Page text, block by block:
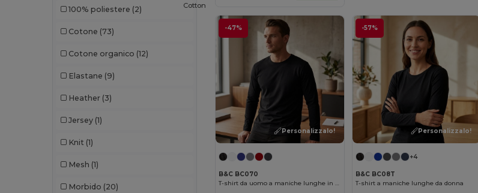
Malfini Premium (18)
Mantis (20)
Mumbles (1)
Mustaghata
Napapijri (1)
Neoblu (6)
Neutral
NEW MORNING STUDIOS
Pen Duick (13)
100% poliestere (2)
Cotone (73)
Cotone organico (12)
Elastane (9)
Heather (3)
Jersey (1)
Knit (1)
Mesh (1)
Morbido (20)
-47%
Cotton
Personalizzalo!
B&C BC070
T-shirt da uomo a maniche lunghe in cotone biologico
-57%
Personalizzalo!
+4
B&C BC08T
T-shirt a maniche lunghe da donna